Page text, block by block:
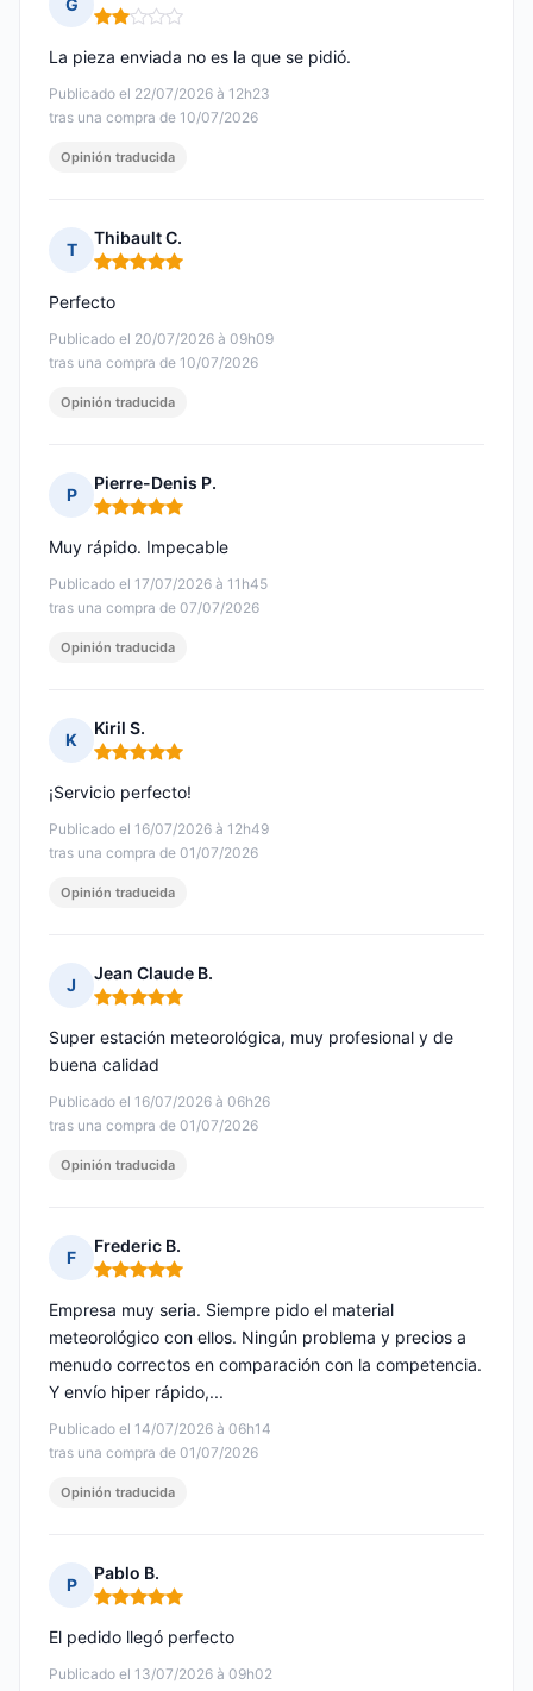
G
Nota: 2 de 5
Publicado el 22/07/2026 à 12h23
tras una compra de 10/07/2026
La pieza enviada no es la que se pidió.
Opinión traducida
T
Thibault C.
Nota: 5 de 5
Publicado el 20/07/2026 à 09h09
tras una compra de 10/07/2026
Perfecto
Opinión traducida
P
Pierre-Denis P.
Nota: 5 de 5
Publicado el 17/07/2026 à 11h45
tras una compra de 07/07/2026
Muy rápido. Impecable
Opinión traducida
K
Kiril S.
Nota: 5 de 5
Publicado el 16/07/2026 à 12h49
tras una compra de 01/07/2026
¡Servicio perfecto!
Opinión traducida
J
Jean Claude B.
Nota: 5 de 5
Publicado el 16/07/2026 à 06h26
tras una compra de 01/07/2026
Super estación meteorológica, muy profesional y de
buena calidad
Opinión traducida
F
Frederic B.
Nota: 5 de 5
Publicado el 14/07/2026 à 06h14
tras una compra de 01/07/2026
Empresa muy seria. Siempre pido el material
meteorológico con ellos. Ningún problema y precios a
menudo correctos en comparación con la competencia.
Y envío hiper rápido,...
Opinión traducida
P
Pablo B.
Nota: 5 de 5
Publicado el 13/07/2026 à 09h02
El pedido llegó perfecto